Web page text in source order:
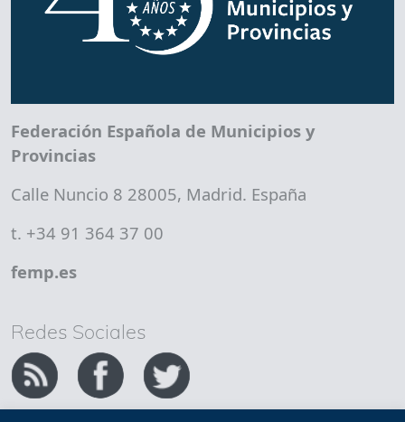
Federación Española de Municipios y
Provincias
Calle Nuncio 8 28005, Madrid. España
t. +34 91 364 37 00
femp.es
Redes Sociales